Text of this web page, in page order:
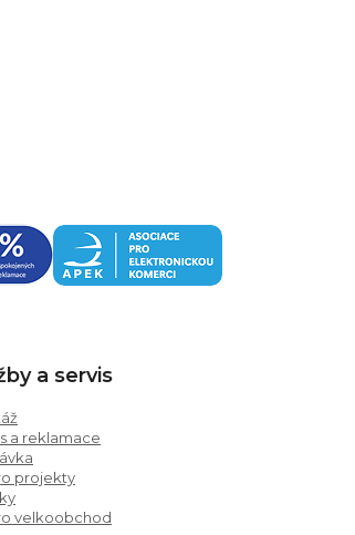
a servis
a reklamace
projekty
velkoobchod